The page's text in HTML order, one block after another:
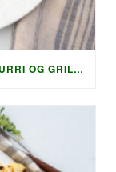
LAVKARBO ENTRECÔTE MED CHIMICHURRI OG GRILLET TILBEHØR